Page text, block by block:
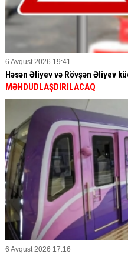
6 Avqust 2026 19:41
Həsən Əliyev və Rövşən Əliyev
MƏHDUDLAŞDIRILACAQ
6 Avqust 2026 17:16